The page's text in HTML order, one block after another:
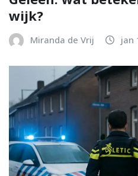
wijk?
Miranda de Vrij jan